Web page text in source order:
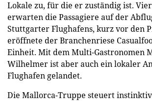
Lokale zu, für die er zuständig ist.
erwarten die Passagiere auf der
Stuttgarter Flughafens, kurz vor den
eröffnete der Branchenriese
Einheit. Mit dem Multi-Gastronomen
Wilhelmer ist aber auch ein lokaler
Flughafen gelandet.
Die Mallorca-Truppe steuert